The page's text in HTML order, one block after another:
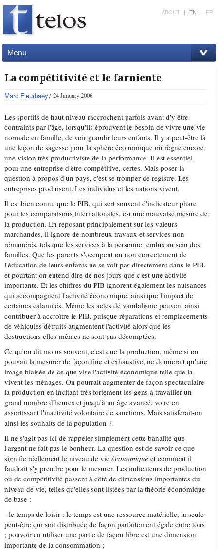
Menu
ABOUT | EN | FR
La compétitivité et le farniente
Marc Fleurbaey 24 January 2006
Les sportifs de haut niveau raccrochent parfois avant d'y être
contraints par l'âge, lorsqu'ils éprouvent le besoin de vivre une vie
normale en famille, de voir grandir leurs enfants. Il y a peut-être là
une leçon de sagesse pour la sphère économique où règne encore
une vision très productiviste de la performance. Il est essentiel
pour une entreprise d'être compétitive, certes. Mais poser la
question à propos d'un pays, c'est se tromper de registre. Les
entreprises produisent. Les individus et les nations vivent.
Il est bien connu que le PIB, qui sert souvent d'indicateur phare
pour les comparaisons internationales, est une mauvaise mesure de
la production. En reposant principalement sur les valeurs
marchandes, il ignore de nombreux travaux et services non
rémunérés, tels que les services à la personne rendus au sein des
familles. Que les parents s'occupent ou non correctement de
l'éducation de leurs enfants ne se voit pas directement dans le PIB,
et pourtant on entend dire de nos jours que c'est une activité
importante. Et les chiffres du PIB ignorent également les nuisances
qui accompagnent l'activité économique, ainsi que l'impact de
certaines calamités. Même les actes de vandalisme peuvent ainsi
contribuer à accroître le PIB, puisque réparations et remplacements
de véhicules détruits augmentent l'activité alors que les
destructions elles-mêmes ne sont pas décomptées.
Ce qu'on dit moins souvent, c'est que la production, même si on
pouvait la mesurer de façon fine et exhaustive, ne donnerait qu'une
image biaisée de ce que vise l'activité économique telle que la
vivent les ménages. On pourrait augmenter de façon spectaculaire
la production en incitant très fortement les gens à travailler un
grand nombre d'heures et jusqu'à un âge avancé, voire en
assortissant l'inactivité volontaire de sanctions. Mais satisferait-on
ainsi les souhaits de la population ?
Il ne s'agit pas ici de rappeler simplement cette banalité que
l'argent ne fait pas le bonheur. La question est de savoir ce que
signifie réellement le niveau de vieéconomique et comment il
faudrait s'y prendre pour le mesurer. Les indicateurs de production
ou de compétitivité passent à côté de dimensions importantes du
niveau de vie, telles qu'elles sont listées par la théorie économique
de base :
- le temps de loisir : le temps est une ressource matérielle, la seule
peut-être qui soit distribuée de façon parfaitement égale entre tous
; pouvoir en utiliser une partie de façon libre est une dimension
importante de la consommation ;